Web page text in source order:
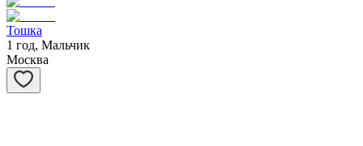
Тошка
1 год, Мальчик
Москва